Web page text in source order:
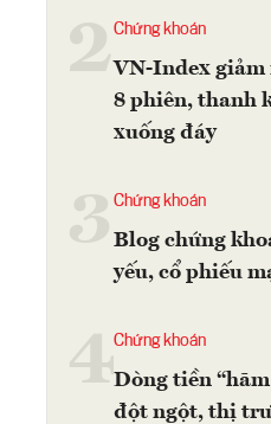
2Chứng khoán
VN-Index giảm
8 phiên, thanh
xuống đáy
Chứng khoán
Blog chứng
yếu, cổ phiếu
4Chứng khoán
Dòng tiền
đột ngột, thị